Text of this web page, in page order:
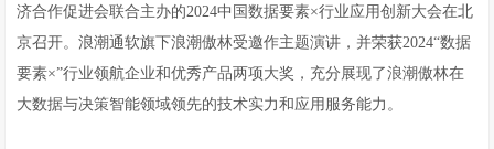
济合作促进会联合主办的2024中国数据要素×行业应用创新大会在北
京召开。浪潮通软旗下浪潮傲林受邀作主题演讲，并荣获2024“数据
要素×”行业领航企业和优秀产品两项大奖，充分展现了浪潮傲林在
大数据与决策智能领域领先的技术实力和应用服务能力。